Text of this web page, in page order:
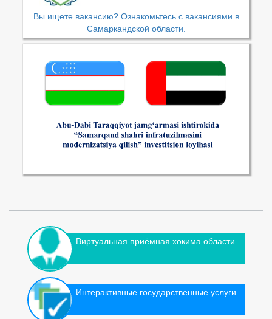
Вы ищете вакансию? Ознакомьтесь с вакансиями в
Самаркандской области.
Виртуальная приёмная хокима области
Интерактивные государственные услуги